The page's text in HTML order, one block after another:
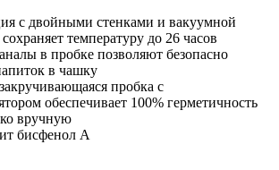
с двойными стенками и вакуумной
температуру до 26 часов
в пробке позволяют безопасно
в чашку
пробка с
обеспечивает 100% герметичность
вручную
бисфенол А